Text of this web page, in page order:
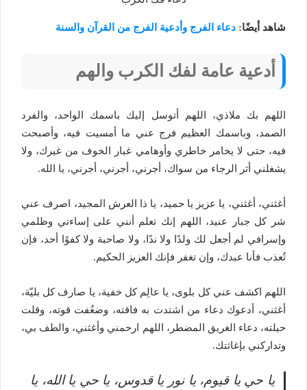
شاهد أيضًا: دعاء الفرج وأدعية الفرج من القرآن والسنة
أدعية عامة لفك الكرب والهم
اللهم بك ملاذي، اللهم أتوسل إليك باسمك الواحد، والفرد
الصمد، وباسمك العظيم فرج عني ما أمسيت فيه، وأصبحت
فيه، حتى لا يخامر خاطري وأوهامي غبار الخوف من غيرك، ولا
يشغلني أثر الرجاء من سواك، أجرني، أجرني، أجرني، يا الله.
أغثني، أغثني، يا عزيز يا حميد، يا ذا العرش المجيد، اصرف عني
شر كل جبار عنيد، اللهم إنك تعلم أنني على إساءتي وظلمي
وإسرافي لم أجعل لك ولدًا ولا ندًا، ولا صاحبة ولا كفوًا أحد، فإن
تُعذب فأنا عبدك، وإن تغفر فإنك العزيز الحكيم.
اللهم اكشف عني كل بلوى، يا عالِم كل خفية، يا صارف كل بليّة،
أغثني، أدعوك دعاء من اشتدت به فاقته، وضعُفت قوته، وقلت
حيلته، دعاء الغريق المضطر، اللهم ارحمني وأغثني، والطف بي،
وتداركني بإغاثتك.
يا حي يا قيوم، يا نور يا قدوس، يا حي يا الله، يا